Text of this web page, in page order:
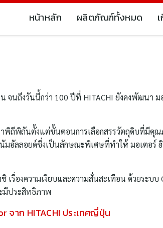
หน้าหลัก ผลิตภัณฑ์ทั้งหมด
นถึงวันนี้กว่า 100 ปีที่ HITACHI ยังคงพัฒนา ม
พิถีพิถันตั้งแต่ขั้นตอนการเลือกสรรวัตถุดิบที่มีคุ
มอัลลอยด์ซึ่งเป็นลักษณะพิเศษที่ทำให้ มอเตอร์
รื่องความเงียบและความสั่นสะเทือน ด้วยระบบ
มีประสิทธิภาพ
จาก HITACHI ประเทศญี่ปุ่น